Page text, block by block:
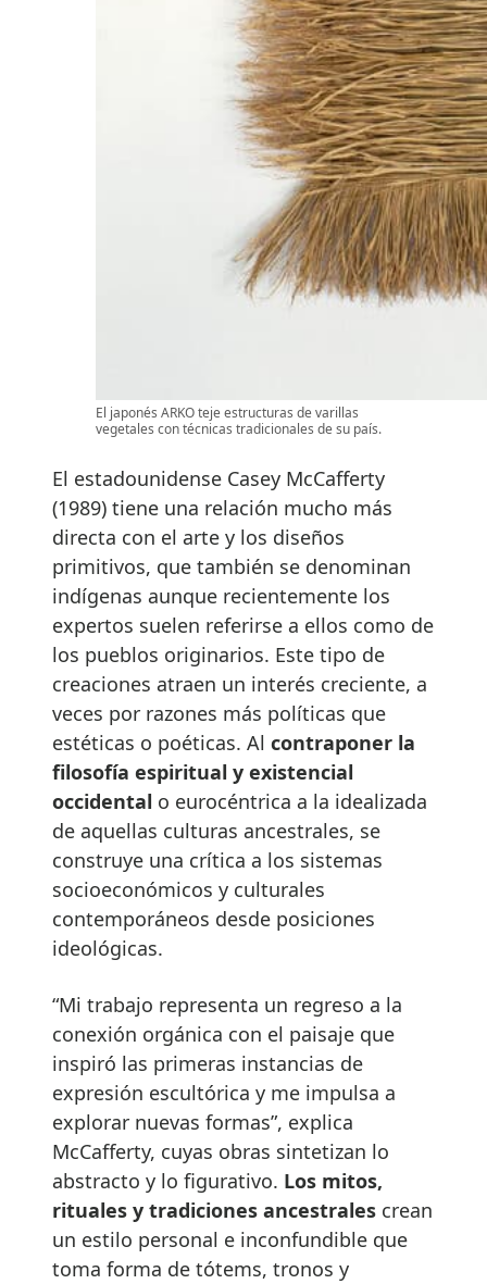
El japonés ARKO teje estructuras de varillas
vegetales con técnicas tradicionales de su país.
El estadounidense Casey McCafferty
(1989) tiene una relación mucho más
directa con el arte y los diseños
primitivos, que también se denominan
indígenas aunque recientemente los
expertos suelen referirse a ellos como de
los pueblos originarios. Este tipo de
creaciones atraen un interés creciente, a
veces por razones más políticas que
estéticas o poéticas. Al contraponer la
filosofía espiritual y existencial
occidental o eurocéntrica a la idealizada
de aquellas culturas ancestrales, se
construye una crítica a los sistemas
socioeconómicos y culturales
contemporáneos desde posiciones
ideológicas.
“Mi trabajo representa un regreso a la
conexión orgánica con el paisaje que
inspiró las primeras instancias de
expresión escultórica y me impulsa a
explorar nuevas formas”, explica
McCafferty, cuyas obras sintetizan lo
abstracto y lo figurativo. Los mitos,
rituales y tradiciones ancestrales crean
un estilo personal e inconfundible que
toma forma de tótems, tronos y